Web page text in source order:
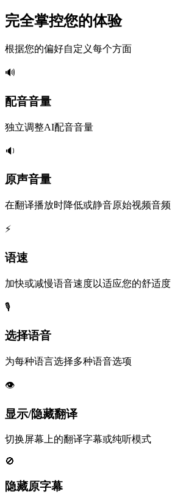
完全掌控您的体验
根据您的偏好自定义每个方面
🔊
配音音量
独立调整AI配音音量
🔉
原声音量
在翻译播放时降低或静音原始视频音频
⚡
语速
加快或减慢语音速度以适应您的舒适度
🎙️
选择语音
为每种语言选择多种语音选项
👁️
显示/隐藏翻译
切换屏幕上的翻译字幕或纯听模式
🚫
隐藏原字幕